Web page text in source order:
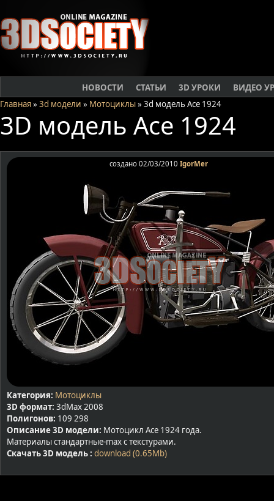
НОВОСТИ СТАТЬИ 3D УРОКИ
ВИДЕО
Главная» 3d модели » Мотоциклы» 3d модель Ace 1924
3D модель Ace 1924
создано 02/03/2010 IgorMer
Категория: Мотоциклы
3D формат: 3dMax 2008
Полигонов: 109 298
Описание 3D модели: Мотоцикл Ace 1924 года.
Материалы стандартные-max с текстурами.
Скачать 3D модель : download (0.65Mb)